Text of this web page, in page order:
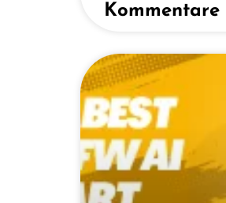
Kommentare